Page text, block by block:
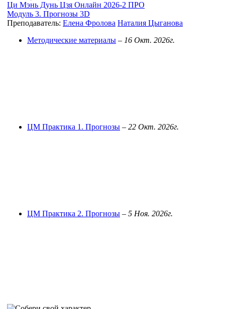
Ци Мэнь Дунь Цзя Онлайн 2026-2 ПРО
Модуль 3. Прогнозы 3D
Преподаватель: Елена Фролова Наталия Цыганова
Методические материалы – 16 Окт. 2026г.
ЦМ Практика 1. Прогнозы – 22 Окт. 2026г.
ЦМ Практика 2. Прогнозы – 5 Ноя. 2026г.